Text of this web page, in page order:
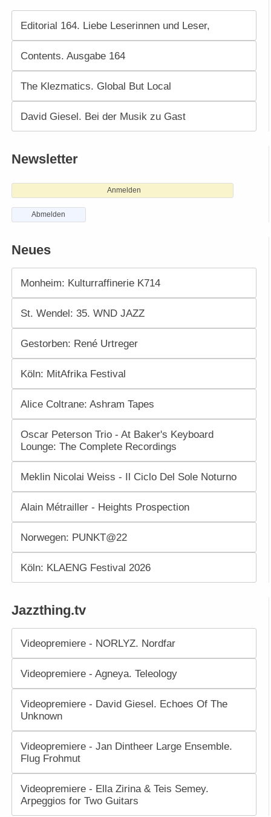
Editorial 164. Liebe Leserinnen und Leser,
Contents. Ausgabe 164
The Klezmatics. Global But Local
David Giesel. Bei der Musik zu Gast
Newsletter
Anmelden
Abmelden
Neues
Monheim: Kulturraffinerie K714
St. Wendel: 35. WND JAZZ
Gestorben: René Urtreger
Köln: MitAfrika Festival
Alice Coltrane: Ashram Tapes
Oscar Peterson Trio - At Baker's Keyboard
Lounge: The Complete Recordings
Meklin Nicolai Weiss - Il Ciclo Del Sole Noturno
Alain Métrailler - Heights Prospection
Norwegen: PUNKT@22
Köln: KLAENG Festival 2026
Jazzthing.tv
Videopremiere - NORLYZ. Nordfar
Videopremiere - Agneya. Teleology
Videopremiere - David Giesel. Echoes Of The
Unknown
Videopremiere - Jan Dintheer Large Ensemble.
Flug Frohmut
Videopremiere - Ella Zirina & Teis Semey.
Arpeggios for Two Guitars